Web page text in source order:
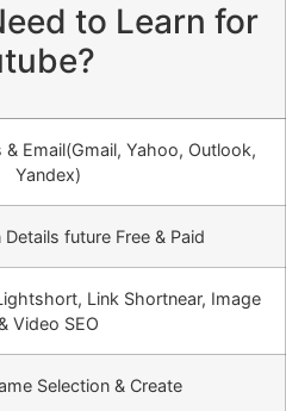
to Learn for
& Email(Gmail, Yahoo, Outlook,
Yandex)
Details future Free & Paid
Link Shortnear, Image
Video SEO
Selection & Create